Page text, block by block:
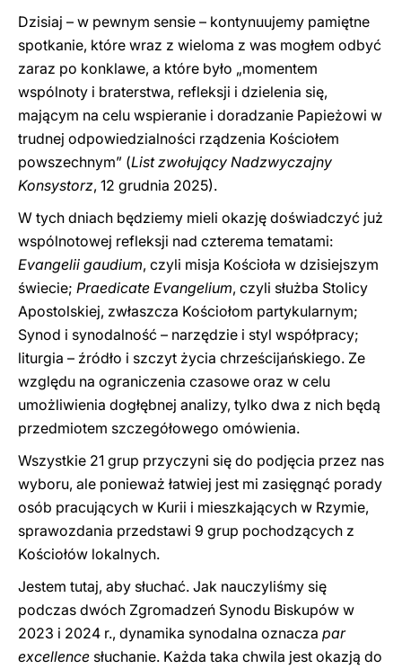
Dzisiaj – w pewnym sensie – kontynuujemy pamiętne
spotkanie, które wraz z wieloma z was mogłem odbyć
zaraz po konklawe, a które było „momentem
wspólnoty i braterstwa, refleksji i dzielenia się,
mającym na celu wspieranie i doradzanie Papieżowi w
trudnej odpowiedzialności rządzenia Kościołem
powszechnym” (List zwołujący Nadzwyczajny
Konsystorz, 12 grudnia 2025).
W tych dniach będziemy mieli okazję doświadczyć już
wspólnotowej refleksji nad czterema tematami:
Evangelii gaudium, czyli misja Kościoła w dzisiejszym
świecie; Praedicate Evangelium, czyli służba Stolicy
Apostolskiej, zwłaszcza Kościołom partykularnym;
Synod i synodalność – narzędzie i styl współpracy;
liturgia – źródło i szczyt życia chrześcijańskiego. Ze
względu na ograniczenia czasowe oraz w celu
umożliwienia dogłębnej analizy, tylko dwa z nich będą
przedmiotem szczegółowego omówienia.
Wszystkie 21 grup przyczyni się do podjęcia przez nas
wyboru, ale ponieważ łatwiej jest mi zasięgnąć porady
osób pracujących w Kurii i mieszkających w Rzymie,
sprawozdania przedstawi 9 grup pochodzących z
Kościołów lokalnych.
Jestem tutaj, aby słuchać. Jak nauczyliśmy się
podczas dwóch Zgromadzeń Synodu Biskupów w
2023 i 2024 r., dynamika synodalna oznacza par
excellence słuchanie. Każda taka chwila jest okazją do